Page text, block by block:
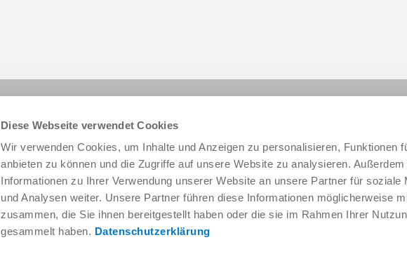
Diese Webseite verwendet Cookies
Wir verwenden Cookies, um Inhalte und Anzeigen zu personalisieren, Funktionen
anbieten zu können und die Zugriffe auf unsere Website zu analysieren.
Informationen zu Ihrer Verwendung unserer Website an unsere Partner für soziale
und Analysen weiter. Unsere Partner führen diese Informationen möglicherweise
zusammen, die Sie ihnen bereitgestellt haben oder die sie im Rahmen Ihrer
gesammelt haben. Datenschutzerklärung